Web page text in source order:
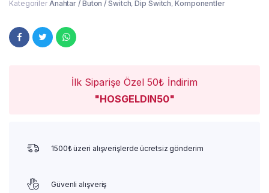
Kategoriler Anahtar / Buton / Switch,Dip Switch,Komponentler
İlk Siparişe Özel 50₺ İndirim
"HOSGELDIN50"
1500₺ üzeri alışverişlerde ücretsiz gönderim
Güvenli alışveriş